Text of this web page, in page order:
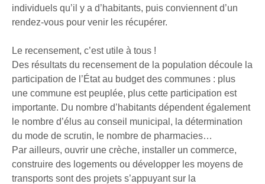
individuels qu’il y a d’habitants, puis conviennent d’un
rendez-vous pour venir les récupérer.
Le recensement, c’est utile à tous !
Des résultats du recensement de la population découle la
participation de l’État au budget des communes : plus
une commune est peuplée, plus cette participation est
importante. Du nombre d’habitants dépendent également
le nombre d’élus au conseil municipal, la détermination
du mode de scrutin, le nombre de pharmacies…
Par ailleurs, ouvrir une crèche, installer un commerce,
construire des logements ou développer les moyens de
transports sont des projets s’appuyant sur la